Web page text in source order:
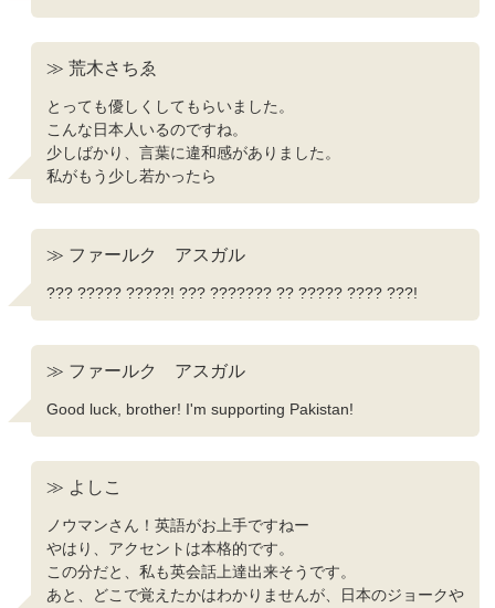
≫ 荒木さちゑ
とっても優しくしてもらいました。
こんな日本人いるのですね。
少しばかり、言葉に違和感がありました。
私がもう少し若かったら
≫ ファールク アスガル
??? ????? ?????! ??? ??????? ?? ????? ???? ???!
≫ ファールク アスガル
Good luck, brother! I'm supporting Pakistan!
≫ よしこ
ノウマンさん！英語がお上手ですねー
やはり、アクセントは本格的です。
この分だと、私も英会話上達出来そうです。
あと、どこで覚えたかはわかりませんが、日本のジョークや